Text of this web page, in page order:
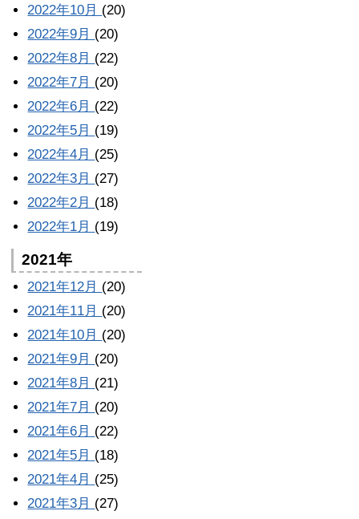
2022年10月 (20)
2022年9月 (20)
2022年8月 (22)
2022年7月 (20)
2022年6月 (22)
2022年5月 (19)
2022年4月 (25)
2022年3月 (27)
2022年2月 (18)
2022年1月 (19)
2021年
2021年12月 (20)
2021年11月 (20)
2021年10月 (20)
2021年9月 (20)
2021年8月 (21)
2021年7月 (20)
2021年6月 (22)
2021年5月 (18)
2021年4月 (25)
2021年3月 (27)